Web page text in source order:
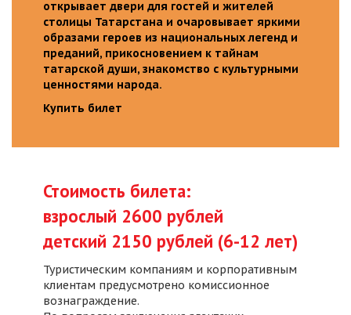
открывает двери для гостей и жителей
столицы Татарстана и очаровывает яркими
образами героев из национальных легенд и
преданий, прикосновением к тайнам
татарской души, знакомство с культурными
ценностями народа.
Купить билет
Стоимость билета:
взрослый 2600 рублей
детский 2150 рублей (6-12 лет)
Туристическим компаниям и корпоративным
клиентам предусмотрено комиссионное
вознаграждение.